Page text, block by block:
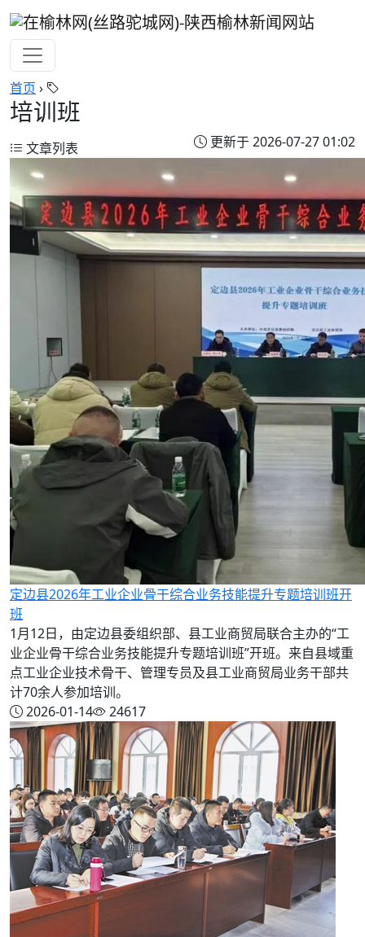
首页 ›
培训班
更新于 2026-07-27 01:02
文章列表
定边县2026年工业企业骨干综合业务技能提升专题培训班开
班
1月12日，由定边县委组织部、县工业商贸局联合主办的“工
业企业骨干综合业务技能提升专题培训班”开班。来自县域重
点工业企业技术骨干、管理专员及县工业商贸局业务干部共
计70余人参加培训。
2026-01-14
24617